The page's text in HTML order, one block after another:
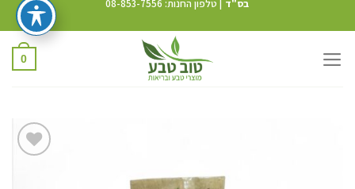
בס"ד | טלפון החנות: 08-853-7556
0